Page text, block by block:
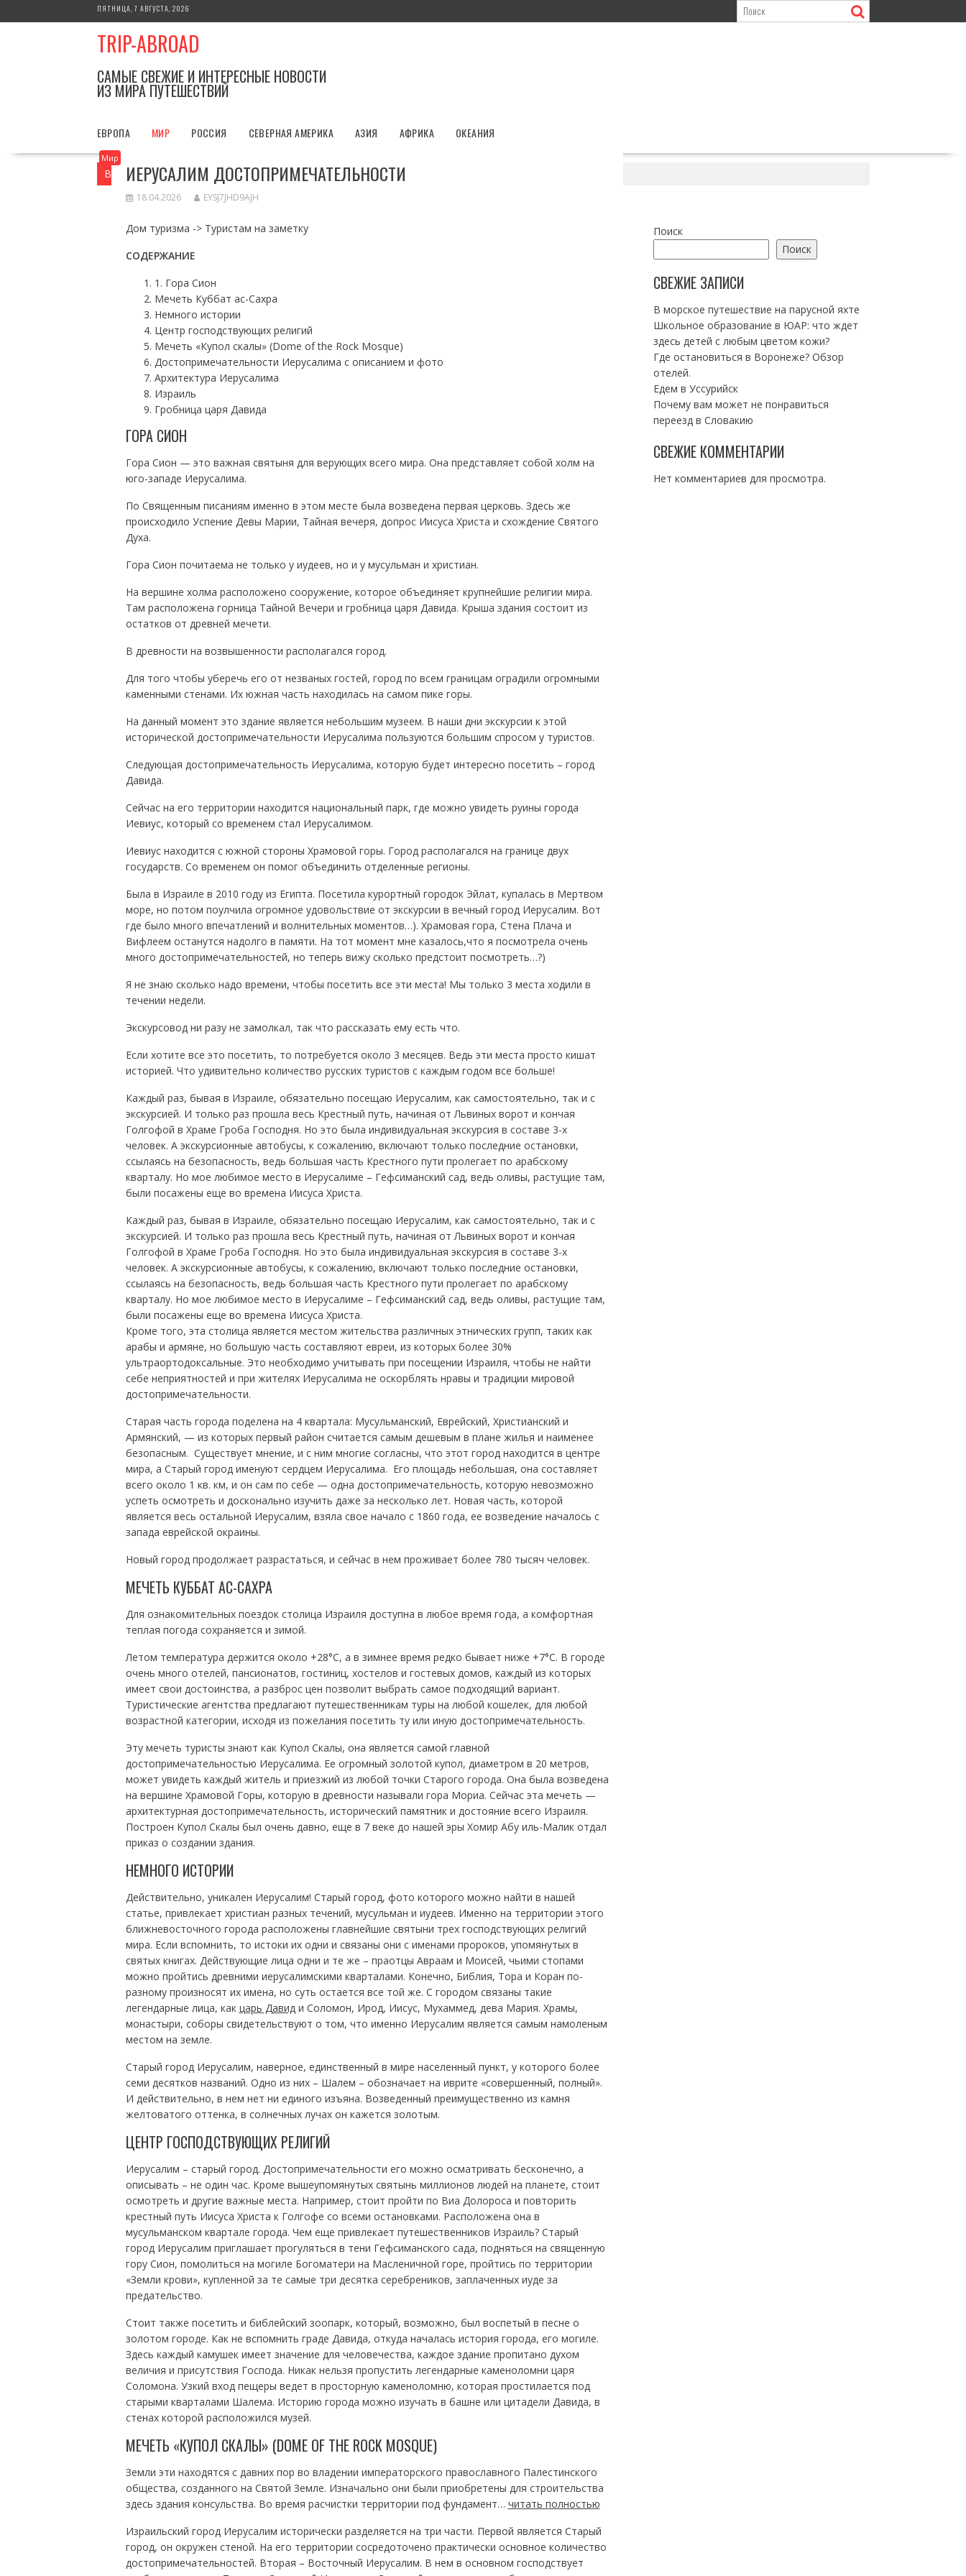
к
ПЯТНИЦА, 7 АВГУСТА, 2026
TRIP-ABROAD
САМЫЕ СВЕЖИЕ И ИНТЕРЕСНЫЕ НОВОСТИ
ИЗ МИРА ПУТЕШЕСТВИЙ
ЕВРОПА МИР РОССИЯ СЕВЕРНАЯ АМЕРИКА АЗИЯ АФРИКА ОКЕАНИЯ
Вы здесь Главная Мир Иерусалим Достопримечательности
Мир
ИЕРУСАЛИМ ДОСТОПРИМЕЧАТЕЛЬНОСТИ
18.04.2026 EYSJ7JHD9AJH
Дом туризма -> Туристам на заметку
СОДЕРЖАНИЕ
1. Гора Сион
Мечеть Куббат ас-Сахра
Немного истории
Центр господствующих религий
Mечеть «Купол скалы» (Dome of the Rock Mosque)
Достопримечательности Иерусалима с описанием и фото
Архитектура Иерусалима
Израиль
Гробница царя Давида
ГОРА СИОН
Гора Сион — это важная святыня для верующих всего мира. Она представляет собой холм на
юго-западе Иерусалима.
По Священным писаниям именно в этом месте была возведена первая церковь. Здесь же
происходило Успение Девы Марии, Тайная вечеря, допрос Иисуса Христа и схождение Святого
Духа.
Гора Сион почитаема не только у иудеев, но и у мусульман и христиан.
На вершине холма расположено сооружение, которое объединяет крупнейшие религии мира.
Там расположена горница Тайной Вечери и гробница царя Давида. Крыша здания состоит из
остатков от древней мечети.
В древности на возвышенности располагался город.
Для того чтобы уберечь его от незваных гостей, город по всем границам оградили огромными
каменными стенами. Их южная часть находилась на самом пике горы.
На данный момент это здание является небольшим музеем. В наши дни экскурсии к этой
исторической достопримечательности Иерусалима пользуются большим спросом у туристов.
Следующая достопримечательность Иерусалима, которую будет интересно посетить – город
Давида.
Сейчас на его территории находится национальный парк, где можно увидеть руины города
Иевиус, который со временем стал Иерусалимом.
Иевиус находится с южной стороны Храмовой горы. Город располагался на границе двух
государств. Со временем он помог объединить отделенные регионы.
Была в Израиле в 2010 году из Египта. Посетила курортный городок Эйлат, купалась в Мертвом
море, но потом поулчила огромное удовольствие от экскурсии в вечный город Иерусалим. Вот
где было много впечатлений и волнительных моментов…). Храмовая гора, Стена Плача и
Вифлеем останутся надолго в памяти. На тот момент мне казалось,что я посмотрела очень
много достопримечательностей, но теперь вижу сколько предстоит посмотреть…?)
Я не знаю сколько надо времени, чтобы посетить все эти места! Мы только 3 места ходили в
течении недели.
Экскурсовод ни разу не замолкал, так что рассказать ему есть что.
Если хотите все это посетить, то потребуется около 3 месяцев. Ведь эти места просто кишат
историей. Что удивительно количество русских туристов с каждым годом все больше!
Каждый раз, бывая в Израиле, обязательно посещаю Иерусалим, как самостоятельно, так и с
экскурсией. И только раз прошла весь Крестный путь, начиная от Львиных ворот и кончая
Голгофой в Храме Гроба Господня. Но это была индивидуальная экскурсия в составе 3-х
человек. А экскурсионные автобусы, к сожалению, включают только последние остановки,
ссылаясь на безопасность, ведь большая часть Крестного пути пролегает по арабскому
кварталу. Но мое любимое место в Иерусалиме – Гефсиманский сад, ведь оливы, растущие там,
были посажены еще во времена Иисуса Христа.
Каждый раз, бывая в Израиле, обязательно посещаю Иерусалим, как самостоятельно, так и с
экскурсией. И только раз прошла весь Крестный путь, начиная от Львиных ворот и кончая
Голгофой в Храме Гроба Господня. Но это была индивидуальная экскурсия в составе 3-х
человек. А экскурсионные автобусы, к сожалению, включают только последние остановки,
ссылаясь на безопасность, ведь большая часть Крестного пути пролегает по арабскому
кварталу. Но мое любимое место в Иерусалиме – Гефсиманский сад, ведь оливы, растущие там,
были посажены еще во времена Иисуса Христа.
Кроме того, эта столица является местом жительства различных этнических групп, таких как
арабы и армяне, но большую часть составляют евреи, из которых более 30%
ультраортодоксальные. Это необходимо учитывать при посещении Израиля, чтобы не найти
себе неприятностей и при жителях Иерусалима не оскорблять нравы и традиции мировой
достопримечательности.
Старая часть города поделена на 4 квартала: Мусульманский, Еврейский, Христианский и
Армянский, — из которых первый район считается самым дешевым в плане жилья и наименее
безопасным. Существует мнение, и с ним многие согласны, что этот город находится в центре
мира, а Старый город именуют сердцем Иерусалима. Его площадь небольшая, она составляет
всего около 1 кв. км, и он сам по себе — одна достопримечательность, которую невозможно
успеть осмотреть и досконально изучить даже за несколько лет. Новая часть, которой
является весь остальной Иерусалим, взяла свое начало с 1860 года, ее возведение началось с
запада еврейской окраины.
Новый город продолжает разрастаться, и сейчас в нем проживает более 780 тысяч человек.
МЕЧЕТЬ КУББАТ АС-САХРА
Для ознакомительных поездок столица Израиля доступна в любое время года, а комфортная
теплая погода сохраняется и зимой.
Летом температура держится около +28°C, а в зимнее время редко бывает ниже +7°C. В городе
очень много отелей, пансионатов, гостиниц, хостелов и гостевых домов, каждый из которых
имеет свои достоинства, а разброс цен позволит выбрать самое подходящий вариант.
Туристические агентства предлагают путешественникам туры на любой кошелек, для любой
возрастной категории, исходя из пожелания посетить ту или иную достопримечательность.
Эту мечеть туристы знают как Купол Скалы, она является самой главной
достопримечательностью Иерусалима. Ее огромный золотой купол, диаметром в 20 метров,
может увидеть каждый житель и приезжий из любой точки Старого города. Она была возведена
на вершине Храмовой Горы, которую в древности называли гора Мориа. Сейчас эта мечеть —
архитектурная достопримечательность, исторический памятник и достояние всего Израиля.
Построен Купол Скалы был очень давно, еще в 7 веке до нашей эры Хомир Абу иль-Малик отдал
приказ о создании здания.
НЕМНОГО ИСТОРИИ
Действительно, уникален Иерусалим! Старый город, фото которого можно найти в нашей
статье, привлекает христиан разных течений, мусульман и иудеев. Именно на территории этого
ближневосточного города расположены главнейшие святыни трех господствующих религий
мира. Если вспомнить, то истоки их одни и связаны они с именами пророков, упомянутых в
святых книгах. Действующие лица одни и те же – праотцы Авраам и Моисей, чьими стопами
можно пройтись древними иерусалимскими кварталами. Конечно, Библия, Тора и Коран по-
разному произносят их имена, но суть остается все той же. С городом связаны такие
легендарные лица, как царь Давиди Соломон, Ирод, Иисус, Мухаммед, дева Мария. Храмы,
монастыри, соборы свидетельствуют о том, что именно Иерусалим является самым намоленым
местом на земле.
Старый город Иерусалим, наверное, единственный в мире населенный пункт, у которого более
семи десятков названий. Одно из них – Шалем – обозначает на иврите «совершенный, полный».
И действительно, в нем нет ни единого изъяна. Возведенный преимущественно из камня
желтоватого оттенка, в солнечных лучах он кажется золотым.
ЦЕНТР ГОСПОДСТВУЮЩИХ РЕЛИГИЙ
Иерусалим – старый город. Достопримечательности его можно осматривать бесконечно, а
описывать – не один час. Кроме вышеупомянутых святынь миллионов людей на планете, стоит
осмотреть и другие важные места. Например, стоит пройти по Виа Долороса и повторить
крестный путь Иисуса Христа к Голгофе со всеми остановками. Расположена она в
мусульманском квартале города. Чем еще привлекает путешественников Израиль? Старый
город Иерусалим приглашает прогуляться в тени Гефсиманского сада, подняться на священную
гору Сион, помолиться на могиле Богоматери на Масленичной горе, пройтись по территории
«Земли крови», купленной за те самые три десятка серебреников, заплаченных иуде за
предательство.
Стоит также посетить и библейский зоопарк, который, возможно, был воспетый в песне о
золотом городе. Как не вспомнить граде Давида, откуда началась история города, его могиле.
Здесь каждый камушек имеет значение для человечества, каждое здание пропитано духом
величия и присутствия Господа. Никак нельзя пропустить легендарные каменоломни царя
Соломона. Узкий вход пещеры ведет в просторную каменоломню, которая простилается под
старыми кварталами Шалема. Историю города можно изучать в башне или цитадели Давида, в
стенах которой расположился музей.
MЕЧЕТЬ «КУПОЛ СКАЛЫ» (DOME OF THE ROCK MOSQUE)
Земли эти находятся с давних пор во владении императорского православного Палестинского
общества, созданного на Святой Земле. Изначально они были приобретены для строительства
здесь здания консульства. Во время расчистки территории под фундамент… читать полностью
Израильский город Иерусалим исторически разделяется на три части. Первой является Старый
город, он окружен стеной. На его территории сосредоточено практически основное количество
достопримечательностей. Вторая – Восточный Иерусалим. В нем в основном господствует
Поиск
Поиск
СВЕЖИЕ ЗАПИСИ
В морское путешествие на парусной яхте
Школьное образование в ЮАР: что ждет
здесь детей с любым цветом кожи?
Где остановиться в Воронеже? Обзор
отелей.
Едем в Уссурийск
Почему вам может не понравиться
переезд в Словакию
СВЕЖИЕ КОММЕНТАРИИ
Нет комментариев для просмотра.